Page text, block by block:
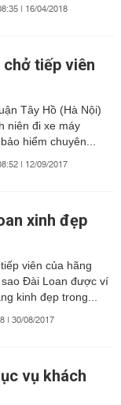
| 16/04/2018
chở tiếp viên
Tây Hồ (Hà Nội)
niên đi xe máy
hiểm chuyên...
| 12/09/2017
xinh đẹp
viên của hãng
Đài Loan được ví
kinh đẹp trong...
| 30/08/2017
vụ khách